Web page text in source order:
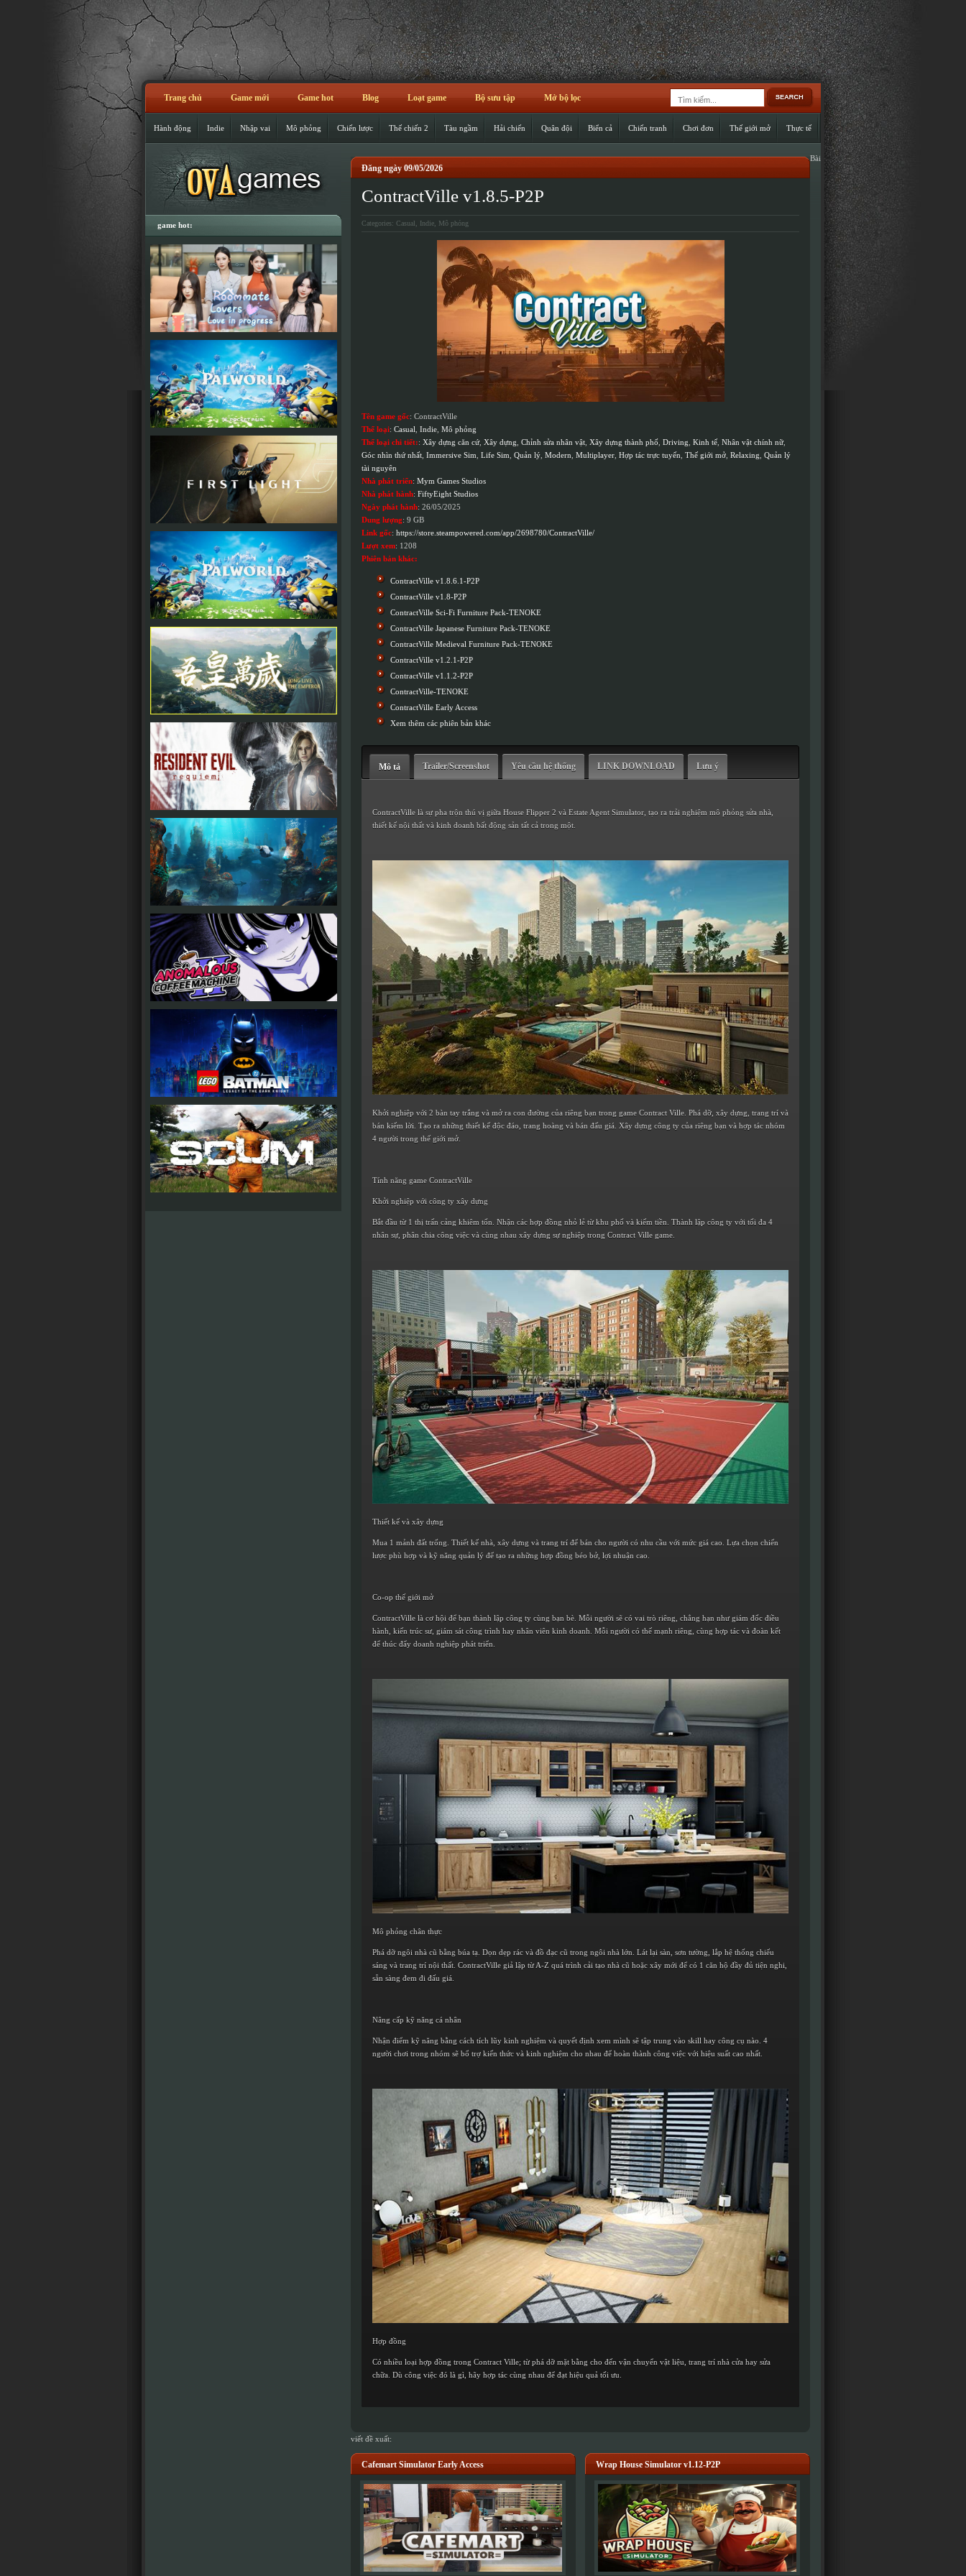
Trang chủ Game mới Game hot Blog Loạt game Bộ sưu tập Mở bộ lọc
Hành động Indie Nhập vai Mô phỏng Chiến lược Thế chiến 2 Tàu ngầm Hải chiến Quân đội Biển cả Chiến tranh Chơi đơn Thế giới mở Thực tế
Đăng ngày 09/05/2026
ContractVille v1.8.5-P2P
Categories: Casual Indie Mô phỏng
Tên game gốc: ContractVille
Thể loại: Casual Indie Mô phỏng
Thể loại chi tiết:: Xây dựng căn cứ, Xây dựng Chỉnh sửa nhân vật Xây dựng thành phố Driving Kinh tế Nhân vật chính nữ,
Góc nhìn thứ nhất Immersive Sim Life Sim Quản lý Modern Multiplayer Hợp tác trực tuyến Thế giới mở Relaxing Quản lý
tài nguyên
Nhà phát triển: Mym Games Studios
Nhà phát hành: FiftyEight Studios
Ngày phát hành: 26/05/2025
Dung lượng: 9 GB
Link gốc: https://store.steampowered.com/app/2698780/ContractVille/
Lượt xem: 1208
Phiên bản khác:
ContractVille v1.8.6.1-P2P
ContractVille v1.8-P2P
ContractVille Sci-Fi Furniture Pack-TENOKE
ContractVille Japanese Furniture Pack-TENOKE
ContractVille Medieval Furniture Pack-TENOKE
ContractVille v1.2.1-P2P
ContractVille v1.1.2-P2P
ContractVille-TENOKE
ContractVille Early Access
Xem thêm các phiên bản khác
Mô tả Trailer/Screenshot Yêu cầu hệ thống LINK DOWNLOAD Lưu ý
ContractVille là sự pha trộn thú vị giữa House Flipper 2 và Estate Agent Simulator, tạo ra trải nghiệm mô phỏng sửa nhà,
thiết kế nội thất và kinh doanh bất động sản tất cả trong một.
Khởi nghiệp với 2 bàn tay trắng và mở ra con đường của riêng bạn trong game Contract Ville. Phá dỡ, xây dựng, trang trí và
bán kiếm lời. Tạo ra những thiết kế độc đáo, trang hoàng và bán đấu giá. Xây dựng công ty của riêng bạn và hợp tác nhóm
4 người trong thế giới mở.
Tính năng game ContractVille
Khởi nghiệp với công ty xây dựng
Bắt đầu từ 1 thị trấn cảng khiêm tốn. Nhận các hợp đồng nhỏ lẻ từ khu phố và kiếm tiền. Thành lập công ty với tối đa 4
nhân sự, phân chia công việc và cùng nhau xây dựng sự nghiệp trong Contract Ville game.
Thiết kế và xây dựng
Mua 1 mảnh đất trống. Thiết kế nhà, xây dựng và trang trí để bán cho người có nhu cầu với mức giá cao. Lựa chọn chiến
lược phù hợp và kỹ năng quản lý để tạo ra những hợp đồng béo bở, lợi nhuận cao.
Co-op thế giới mở
ContractVille là cơ hội để bạn thành lập công ty cùng bạn bè. Mỗi người sẽ có vai trò riêng, chẳng hạn như giám đốc điều
hành, kiến trúc sư, giám sát công trình hay nhân viên kinh doanh. Mỗi người có thế mạnh riêng, cùng hợp tác và đoàn kết
để thúc đẩy doanh nghiệp phát triển.
Mô phỏng chân thực
Phá dỡ ngôi nhà cũ bằng búa tạ. Dọn dẹp rác và đồ đạc cũ trong ngôi nhà lớn. Lát lại sàn, sơn tường, lắp hệ thống chiếu
sáng và trang trí nội thất. ContractVille giả lập từ A-Z quá trình cải tạo nhà cũ hoặc xây mới để có 1 căn hộ đầy đủ tiện nghi,
sẵn sàng đem đi đấu giá.
Nâng cấp kỹ năng cá nhân
Nhận điểm kỹ năng bằng cách tích lũy kinh nghiệm và quyết định xem mình sẽ tập trung vào skill hay công cụ nào. 4
người chơi trong nhóm sẽ bổ trợ kiến thức và kinh nghiệm cho nhau để hoàn thành công việc với hiệu suất cao nhất.
Hợp đồng
Có nhiều loại hợp đồng trong Contract Ville; từ phá dỡ mặt bằng cho đến vận chuyển vật liệu, trang trí nhà cửa hay sửa
chữa. Dù công việc đó là gì, hãy hợp tác cùng nhau để đạt hiệu quả tối ưu.
Bài
viết đề xuất:
Cafemart Simulator Early Access Wrap House Simulator v1.12-P2P
game hot: